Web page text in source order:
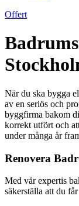
Offert
När du ska bygga
av en seriös och
byggfirma bakom
korrekt utfört och
under många år
Renovera
Med vår expertis
säkerställa att du